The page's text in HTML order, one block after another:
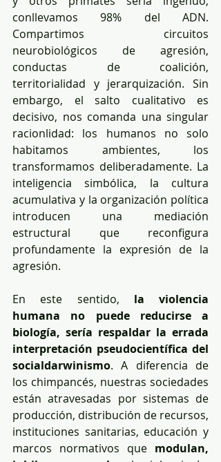
conllevamos 98% del ADN.
Compartimos circuitos
neurobiológicos de agresión,
conductas de coalición,
territorialidad y jerarquización. Sin
embargo, el salto cualitativo es
decisivo, nos comanda una singular
racionlidad: los humanos no solo
habitamos ambientes, los
transformamos deliberadamente. La
inteligencia simbólica, la cultura
acumulativa y la organización política
introducen una mediación
estructural que reconfigura
profundamente la expresión de la
agresión.
En este sentido, la violencia
humana no puede reducirse a
biología, sería respaldar la errada
interpretación pseudocientífica del
socialdarwinismo. A diferencia de
los chimpancés, nuestras sociedades
están atravesadas por sistemas de
producción, distribución de recursos,
instituciones sanitarias, educación y
marcos normativos que modulan,